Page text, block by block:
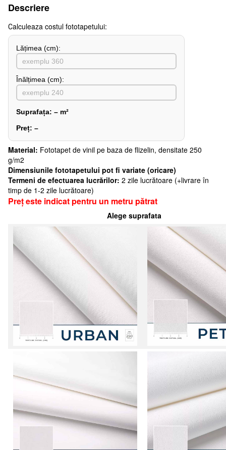
Descriere
Сalculeaza costul fototapetului:
Lățimea (сm):
Înălțimea (cm):
Suprafața: – m²
Preț: –
Material: Fototapet de vinil pe baza de flizelin, densitate 250
g/m2
Dimensiunile fototapetului pot fi variate (oricare)
Termeni de efectuarea lucrărilor: 2 zile lucrătoare (+livrare în
timp de 1-2 zile lucrătoare)
Preț este indicat pentru un metru pătrat
Alege suprafata